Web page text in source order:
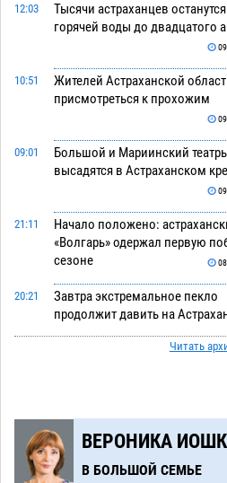
12:03
Тысячи астраханцев
горячей воды до двадцатого
10:51
Жителей Астраханской
присмотреться к прохожим
09:01
Большой и Мариинский
высадятся в Астраханском
21:11
Начало положено:
«Волгарь» одержал первую
сезоне
20:21
Завтра экстремальное пекло
продолжит давить на
18:09
Астраханца будут судить за
сбыта крупной партии
Читать
ВЕРОНИКА
В БОЛЬШОЙ СЕМЬЕ